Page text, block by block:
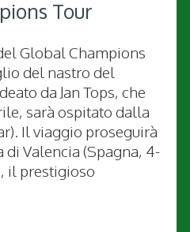
Tour
Global Champions
del nastro del
da Jan Tops, che
sarà ospitato dalla
Il viaggio proseguirà
Valencia (Spagna, 4-
il prestigioso